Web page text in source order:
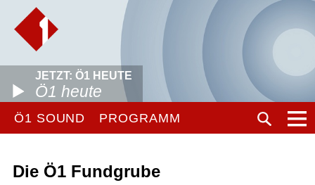
JETZT: Ö1 HEUTE
Ö1 heute
Ö1 SOUND PROGRAMM
Die Ö1 Fundgrube